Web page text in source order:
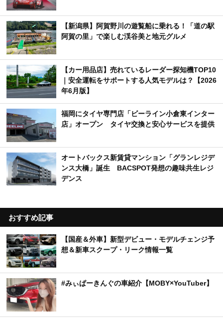
【新潟県】阿賀野川の遊覧船に乗れる！「道の駅
阿賀の里」で楽しむ渓谷美と地元グルメ
【カー用品店】売れているレーダー探知機TOP10
｜安全運転をサポートする人気モデルは？【2026
年6月版】
福岡にタイヤ専門店「ビーライン小倉東インター
店」オープン タイヤ交換と安心サービスを提供
オートバックス新賃貸マンション「グランレジデ
ンス大橋」誕生 BACSPOT発想の趣味共生レジ
デンス
おすすめ記事
【国産＆外車】新型デビュー・モデルチェンジ予
想＆新車スクープ・リーク情報一覧
#みぃぱーきんぐの車紹介【MOBY×YouTuber】